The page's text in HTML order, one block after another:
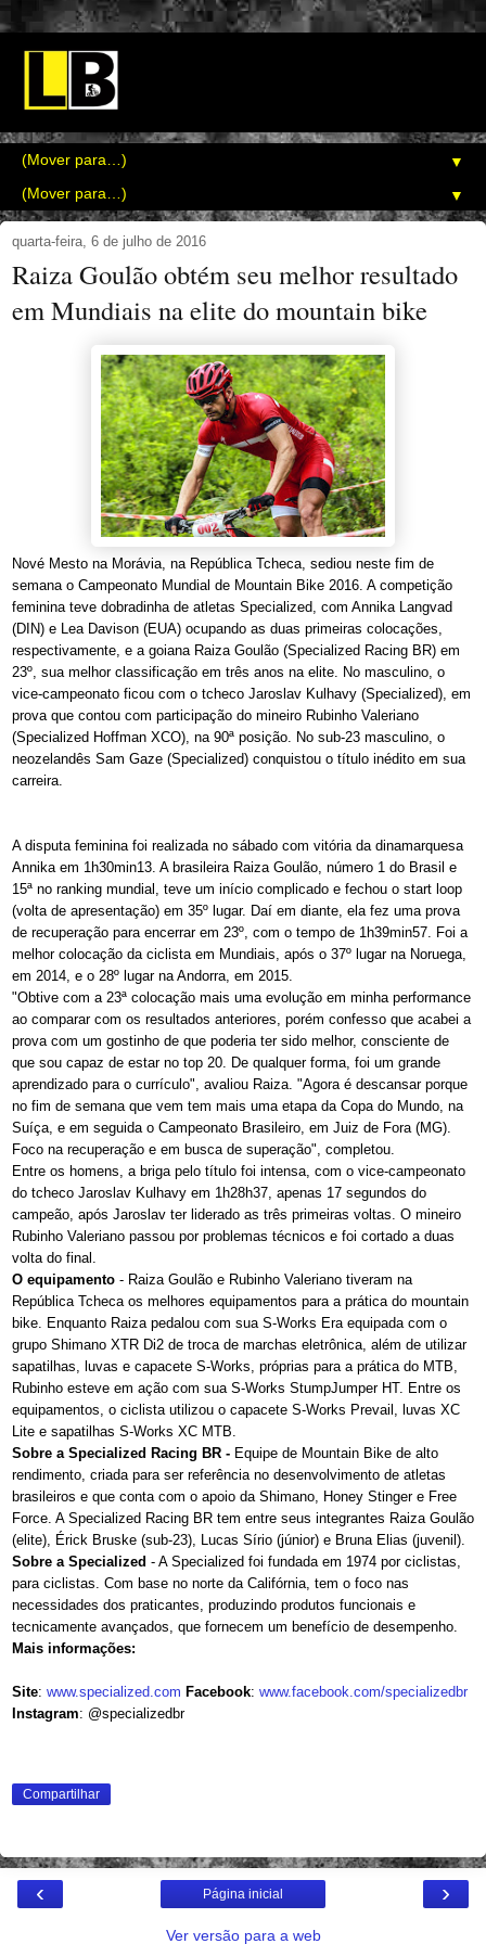
▼
▼
quarta-feira, 6 de julho de 2016
Raiza Goulão obtém seu melhor resultado
em Mundiais na elite do mountain bike
Nové Mesto na Morávia, na República Tcheca, sediou neste fim de
semana o Campeonato Mundial de Mountain Bike 2016. A competição
feminina teve dobradinha de atletas Specialized, com Annika Langvad
(DIN) e Lea Davison (EUA) ocupando as duas primeiras colocações,
respectivamente, e a goiana Raiza Goulão (Specialized Racing BR) em
23º, sua melhor classificação em três anos na elite. No masculino, o
vice-campeonato ficou com o tcheco Jaroslav Kulhavy (Specialized), em
prova que contou com participação do mineiro Rubinho Valeriano
(Specialized Hoffman XCO), na 90ª posição. No sub-23 masculino, o
neozelandês Sam Gaze (Specialized) conquistou o título inédito em sua
carreira.
A disputa feminina foi realizada no sábado com vitória da dinamarquesa
Annika em 1h30min13. A brasileira Raiza Goulão, número 1 do Brasil e
15ª no ranking mundial, teve um início complicado e fechou o start loop
(volta de apresentação) em 35º lugar. Daí em diante, ela fez uma prova
de recuperação para encerrar em 23º, com o tempo de 1h39min57. Foi a
melhor colocação da ciclista em Mundiais, após o 37º lugar na Noruega,
em 2014, e o 28º lugar na Andorra, em 2015.
"Obtive com a 23ª colocação mais uma evolução em minha performance
ao comparar com os resultados anteriores, porém confesso que acabei a
prova com um gostinho de que poderia ter sido melhor, consciente de
que sou capaz de estar no top 20. De qualquer forma, foi um grande
aprendizado para o currículo", avaliou Raiza. "Agora é descansar porque
no fim de semana que vem tem mais uma etapa da Copa do Mundo, na
Suíça, e em seguida o Campeonato Brasileiro, em Juiz de Fora (MG).
Foco na recuperação e em busca de superação", completou.
Entre os homens, a briga pelo título foi intensa, com o vice-campeonato
do tcheco Jaroslav Kulhavy em 1h28h37, apenas 17 segundos do
campeão, após Jaroslav ter liderado as três primeiras voltas. O mineiro
Rubinho Valeriano passou por problemas técnicos e foi cortado a duas
volta do final.
O equipamento - Raiza Goulão e Rubinho Valeriano tiveram na
República Tcheca os melhores equipamentos para a prática do mountain
bike. Enquanto Raiza pedalou com sua S-Works Era equipada com o
grupo Shimano XTR Di2 de troca de marchas eletrônica, além de utilizar
sapatilhas, luvas e capacete S-Works, próprias para a prática do MTB,
Rubinho esteve em ação com sua S-Works StumpJumper HT. Entre os
equipamentos, o ciclista utilizou o capacete S-Works Prevail, luvas XC
Lite e sapatilhas S-Works XC MTB.
Sobre a Specialized Racing BR - Equipe de Mountain Bike de alto
rendimento, criada para ser referência no desenvolvimento de atletas
brasileiros e que conta com o apoio da Shimano, Honey Stinger e Free
Force. A Specialized Racing BR tem entre seus integrantes Raiza Goulão
(elite), Érick Bruske (sub-23), Lucas Sírio (júnior) e Bruna Elias (juvenil).
Sobre a Specialized - A Specialized foi fundada em 1974 por ciclistas,
para ciclistas. Com base no norte da Califórnia, tem o foco nas
necessidades dos praticantes, produzindo produtos funcionais e
tecnicamente avançados, que fornecem um benefício de desempenho.
Mais informações:
Site: www.specialized.com Facebook: www.facebook.com/specializedbr
Instagram: @specializedbr
Compartilhar
‹ ›
Página inicial
Ver versão para a web